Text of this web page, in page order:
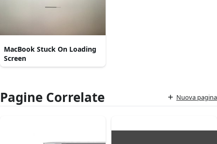
MacBook Stuck On Loading
Screen
Pagine Correlate Nuova pagina